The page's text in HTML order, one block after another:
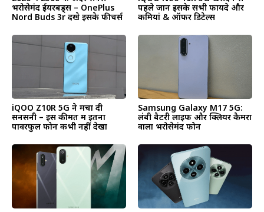
भरोसेमंद ईयरबड्स – OnePlus
Nord Buds 3r देंखे इसके फीचर्स
पहले जानें इसके सभी फायदे और
कमियां & ऑफर डिटेल्स
iQOO Z10R 5G ने मचा दी
सनसनी – इस कीमत में इतना
पावरफुल फोन कभी नहीं देखा
Samsung Galaxy M17 5G:
लंबी बैटरी लाइफ और क्लियर कैमरा
वाला भरोसेमंद फोन